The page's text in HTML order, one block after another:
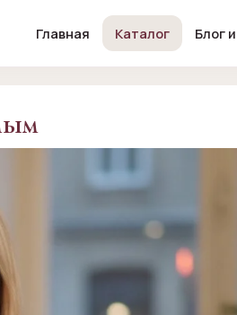
Главная Каталог Блог